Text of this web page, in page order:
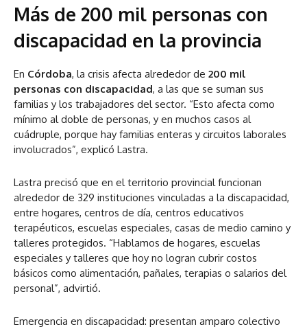
Más de 200 mil personas con
discapacidad en la provincia
En Córdoba, la crisis afecta alrededor de 200 mil
personas con discapacidad, a las que se suman sus
familias y los trabajadores del sector. “Esto afecta como
mínimo al doble de personas, y en muchos casos al
cuádruple, porque hay familias enteras y circuitos laborales
involucrados”, explicó Lastra.
Lastra precisó que en el territorio provincial funcionan
alrededor de 329 instituciones vinculadas a la discapacidad,
entre hogares, centros de día, centros educativos
terapéuticos, escuelas especiales, casas de medio camino y
talleres protegidos. “Hablamos de hogares, escuelas
especiales y talleres que hoy no logran cubrir costos
básicos como alimentación, pañales, terapias o salarios del
personal”, advirtió.
Emergencia en discapacidad: presentan amparo colectivo